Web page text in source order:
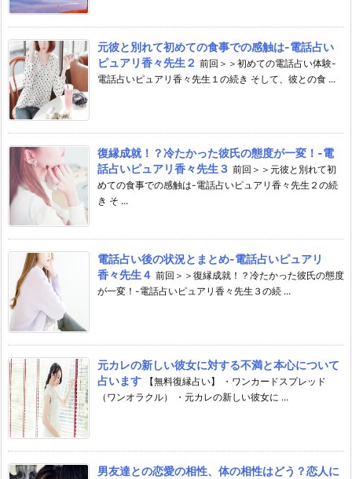
元彼と別れて初めての食事での感触は-電話占い
ピュアリ香々先生２ 前回＞＞初めての電話占い体験-
電話占いピュアリ香々先生１の続き そして、彼との食 ...
復縁成就！？冷たかった彼氏の態度が一変！-電
話占いピュアリ香々先生３ 前回＞＞元彼と別れて初
めての食事での感触は-電話占いピュアリ香々先生２の続
き そ ...
電話占い後の状況とまとめ-電話占いピュアリ
香々先生４ 前回＞＞復縁成就！？冷たかった彼氏の態度
が一変！-電話占いピュアリ香々先生３の続 ...
元カレの新しい彼女に対する不満と本心について
占います
【無料復縁占い】 ・ワンカードスプレッド
（ワンオラクル） ・元カレの新しい彼女に ...
男友達との恋愛の相性、体の相性はどう？恋人に